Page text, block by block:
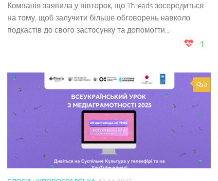
Компанія заявила у вівторок, що Threads зосередиться
на тому, щоб залучити більше обговорень навколо
подкастів до свого застосунку та допомогти...
1
0